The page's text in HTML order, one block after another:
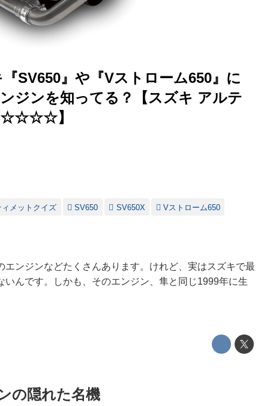
SV650』や『Vストローム650』に
ジンを知ってる？【スズキ アルテ
☆☆☆☆】
ィメットクイズ SV650 SV650X Vストローム650
ンジンなどたくさんあります。けれど、実はスズキで最
いんです。しかも、そのエンジン、隼と同じ1999年に生
の隠れた名機